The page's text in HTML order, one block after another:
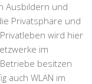
Ausbildern und
Privatsphäre und
wird hier
im
besitzen
auch WLAN im